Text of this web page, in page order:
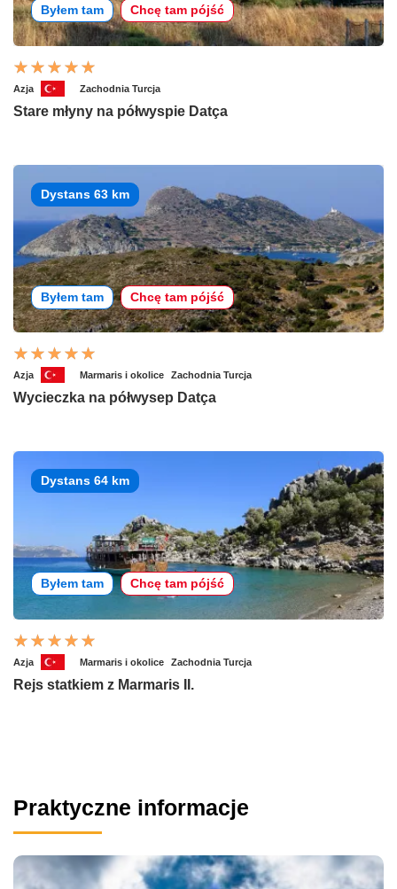
Byłem tam Chcę tam pójść
Azja Zachodnia Turcja
Stare młyny na półwyspie Datça
Dystans 63 km
Byłem tam Chcę tam pójść
Azja Marmaris i okolice Zachodnia Turcja
Wycieczka na półwysep Datça
Dystans 64 km
Byłem tam Chcę tam pójść
Azja Marmaris i okolice Zachodnia Turcja
Rejs statkiem z Marmaris II.
Praktyczne informacje